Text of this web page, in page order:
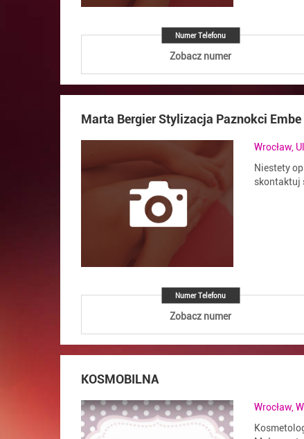
Numer Telefonu
Zobacz numer
Marta Bergier Stylizacja Paznokci
Wrocław,
Niestety
skontaktuj
Numer Telefonu
Zobacz numer
KOSMOBILNA
Wrocław,